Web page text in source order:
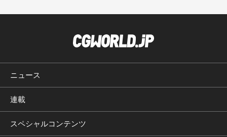
ニュース
連載
スペシャルコンテンツ